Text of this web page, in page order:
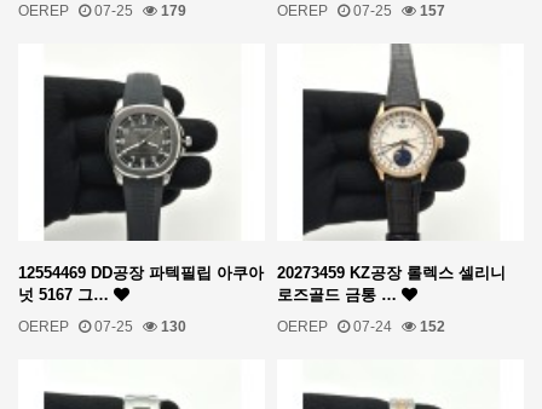
OEREP 07-25 179 OEREP 07-25 157
12554469 DD공장 파텍필립 아쿠아
넛 5167 그…
OEREP 07-25 130
20273459 KZ공장 롤렉스 셀리니
로즈골드 금통 …
OEREP 07-24 152